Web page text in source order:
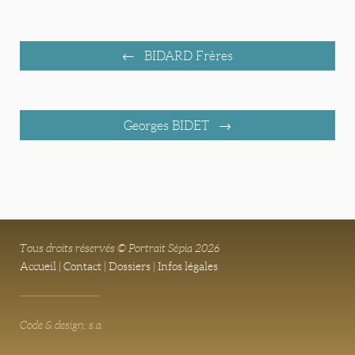
BIDARD Frères
Georges BIDET
Tous droits réservés © Portrait Sépia 2026
Accueil
Contact Dossiers Infos légales
Code & design: s.a